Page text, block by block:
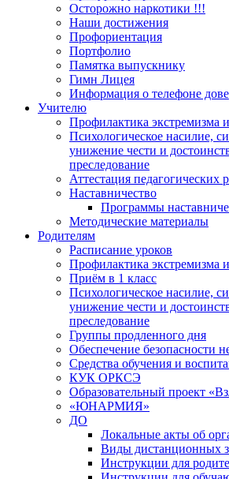
Осторожно наркотики !!!
Наши достижения
Профориентация
Портфолио
Памятка выпускнику
Гимн Лицея
Информация о телефоне
Учителю
Профилактика экстремизма
Психологическое насилие,
унижение чести и
преследование
Аттестация педагогических
Наставничество
Программы
Методические материалы
Родителям
Расписание уроков
Профилактика экстремизма
Приём в 1 класс
Психологическое насилие,
унижение чести и
преследование
Группы продленного дня
Обеспечение безопасности
Средства обучения и
КУК ОРКСЭ
Образовательный проект
«ЮНАРМИЯ»
ДО
Локальные акты об
Виды дистанционных
Инструкции для